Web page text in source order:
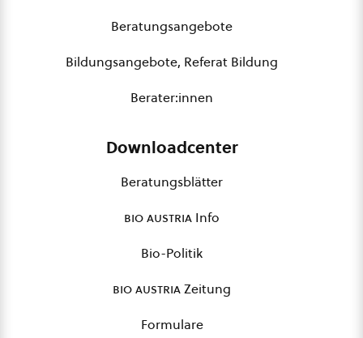
Beratungsangebote
Bildungsangebote, Referat Bildung
Berater:innen
Downloadcenter
Beratungsblätter
bio austria Info
Bio-Politik
bio austriaZeitung
Formulare